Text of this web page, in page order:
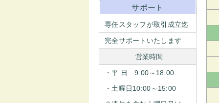
サポート
専任スタッフが取引成立迄
完全サポートいたします
営業時間
・平 日 9:00～18:00
・土曜日10:00～15:00